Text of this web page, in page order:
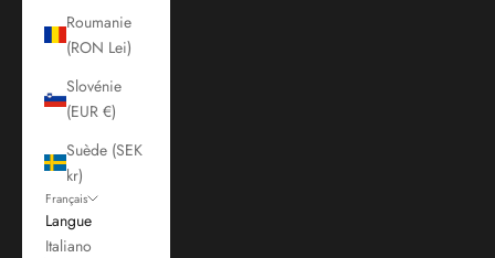
Roumanie
(RON Lei)
Slovénie
(EUR €)
Suède (SEK
kr)
Français
Langue
Italiano